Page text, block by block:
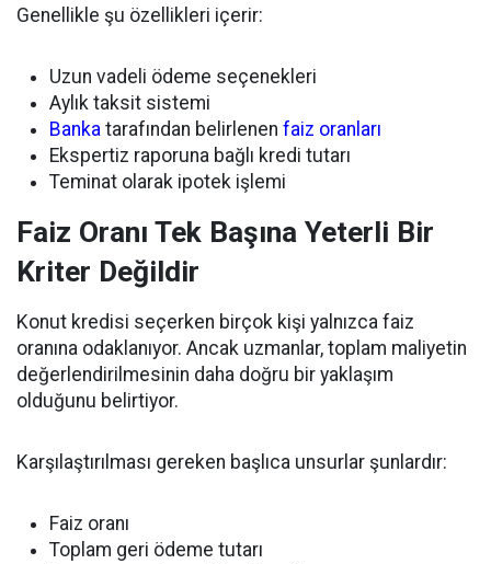
Genellikle şu özellikleri içerir:
Uzun vadeli ödeme seçenekleri
Aylık taksit sistemi
Banka tarafından belirlenen faiz oranları
Ekspertiz raporuna bağlı kredi tutarı
Teminat olarak ipotek işlemi
Faiz Oranı Tek Başına Yeterli Bir
Kriter Değildir
Konut kredisi seçerken birçok kişi yalnızca faiz
oranına odaklanıyor. Ancak uzmanlar, toplam maliyetin
değerlendirilmesinin daha doğru bir yaklaşım
olduğunu belirtiyor.
Karşılaştırılması gereken başlıca unsurlar şunlardır:
Faiz oranı
Toplam geri ödeme tutarı